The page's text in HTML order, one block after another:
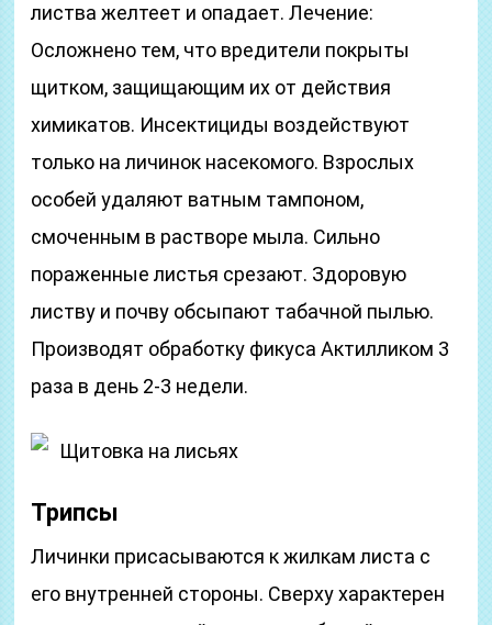
листва желтеет и опадает. Лечение:
Осложнено тем, что вредители покрыты
щитком, защищающим их от действия
химикатов. Инсектициды воздействуют
только на личинок насекомого. Взрослых
особей удаляют ватным тампоном,
смоченным в растворе мыла. Сильно
пораженные листья срезают. Здоровую
листву и почву обсыпают табачной пылью.
Производят обработку фикуса Актилликом 3
раза в день 2-3 недели.
Щитовка на лисьях
Трипсы
Личинки присасываются к жилкам листа с
его внутренней стороны. Сверху характерен